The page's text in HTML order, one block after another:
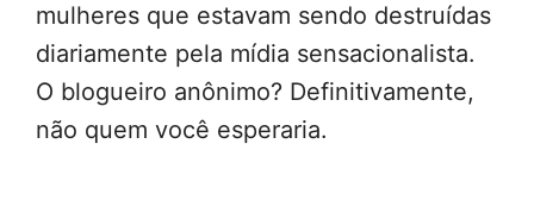
mulheres que estavam sendo destruídas
diariamente pela mídia sensacionalista.
O blogueiro anônimo? Definitivamente,
não quem você esperaria.